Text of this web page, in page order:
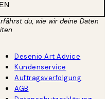
du, wie wir deine Daten
Desenio Art Advice
Kundenservice
Auftragsverfolgung
AGB